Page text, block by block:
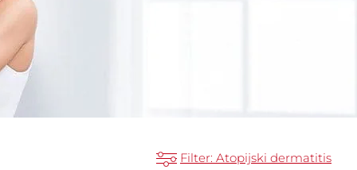
kiselinu.
Filter: Atopijski dermatitis